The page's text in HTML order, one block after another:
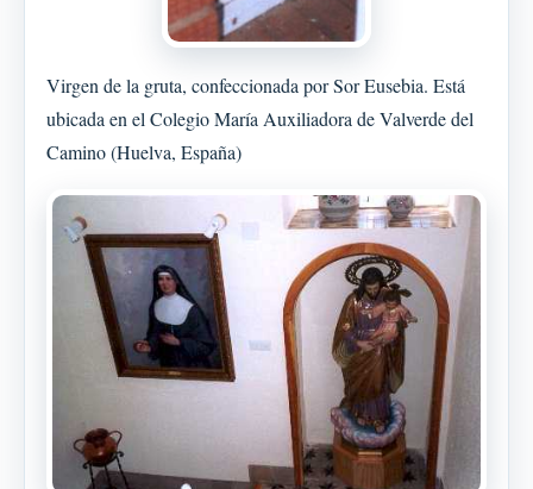
Virgen de la gruta, confeccionada por Sor Eusebia. Está
ubicada en el Colegio María Auxiliadora de Valverde del
Camino (Huelva, España)